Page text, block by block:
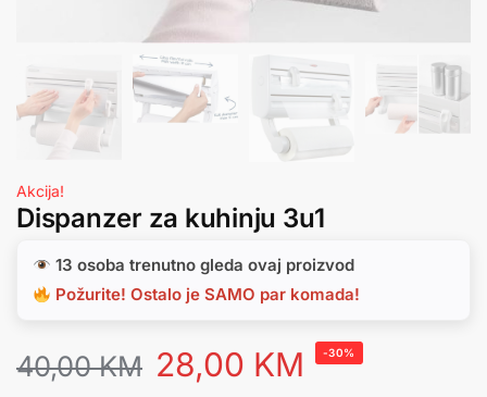
Akcija!
Dispanzer za kuhinju 3u1
13 osoba trenutno gleda ovaj proizvod
Požurite! Ostalo je SAMO par komada!
40,00KM 28,00 KM -30%